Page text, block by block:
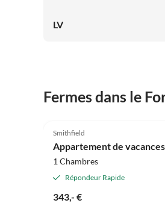
LV
Fermes dans le
Smithfield
Appartement de
1 Chambres
Répondeur Rapide
343,- €